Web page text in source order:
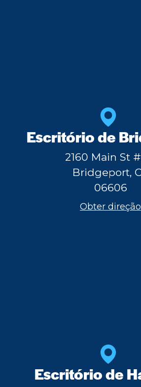
Escritório de
2160 Main St
Bridgeport,
06606
Obter direção
Escritório de